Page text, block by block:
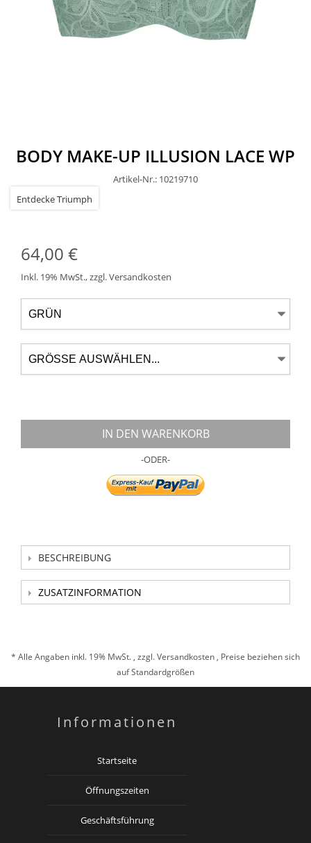
BODY MAKE-UP ILLUSION LACE WP
Artikel-Nr.: 10219710
64,00 €
Inkl. 19% MwSt.,zzgl.Versandkosten
IN DEN WARENKORB
-ODER-
BESCHREIBUNG
ZUSATZINFORMATION
* Alle Angaben inkl. 19% MwSt. , zzgl.Versandkosten , Preise beziehen sich
auf Standardgrößen
Informationen
Startseite
Öffnungszeiten
Geschäftsführung